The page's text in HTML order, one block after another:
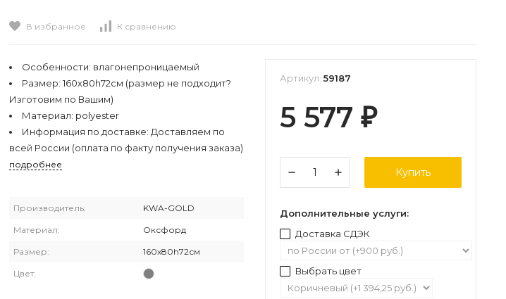
В избранное К сравнению
Особенности: влагонепроницаемый
Размер: 160х80h72см (размер не подходит?
Изготовим по Вашим)
Материал: polyester
Информация по доставке: Доставляем по
всей России (оплата по факту получения заказа)
подробнее
Производитель: KWA-GOLD
Материал: Оксфорд
Размер: 160х80h72см
Цвет:
Артикул: 59187
5 577 ₽
Купить
Дополнительные услуги:
Доставка СДЭК
Выбрать цвет